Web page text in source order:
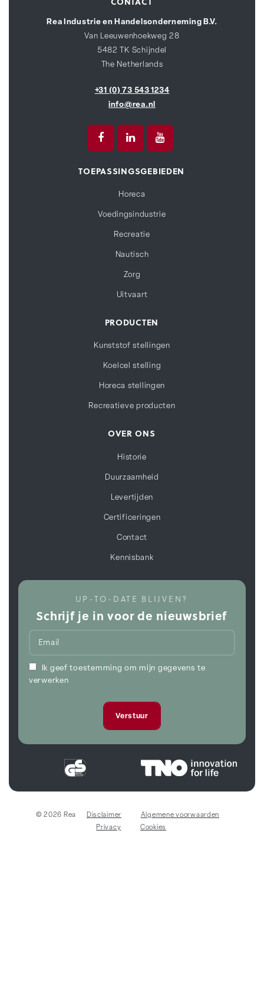
Rea Industrie en Handelsonderneming B.V.
Van Leeuwenhoekweg 28
5482 TK Schijndel
The Netherlands
+31 (0) 73 543 1234
info@rea.nl
TOEPASSINGSGEBIEDEN
Horeca
Voedingsindustrie
Recreatie
Nautisch
Zorg
Uitvaart
PRODUCTEN
Kunststof stellingen
Koelcel stelling
Horeca stellingen
Recreatieve producten
OVER ONS
Historie
Duurzaamheid
Levertijden
Certificeringen
Contact
Kennisbank
UP-TO-DATE BLIJVEN?
Schrijf je in voor de nieuwsbrief
Ik geef toestemming om mijn gegevens te
verwerken
© 2026 Rea Disclaimer
Algemene voorwaarden
Privacy
Cookies